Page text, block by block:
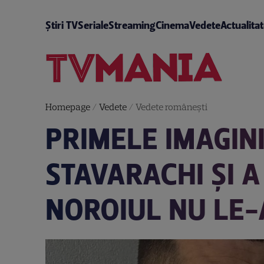
Știri TVSerialeStreamingCinemaVedete
Homepage/ Vedete/ Vedete româneşti
PRIMELE
STAVARACHI ȘI
NOROIUL NU LE-